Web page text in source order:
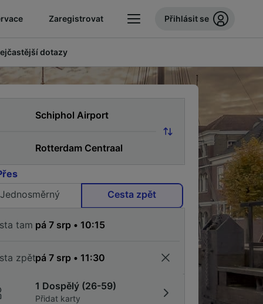
Zaregistrovat Přihlásit se
dotazy
Jednosměrný
Cesta zpět
tam
zpět
1 Dospělý (26-59)
Přidat karty